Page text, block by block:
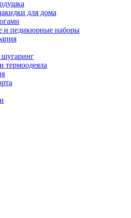
для дома
педикюрные наборы
термоодеяла